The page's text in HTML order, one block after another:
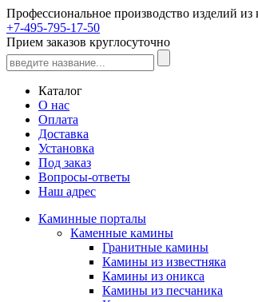
Профессиональное производство изделий
+7-495-795-17-50
Прием заказов круглосуточно
Каталог
О нас
Оплата
Доставка
Установка
Под заказ
Вопросы-ответы
Наш адрес
Каминные порталы
Каменные камины
Гранитные камины
Камины из известняка
Камины из оникса
Камины из песчаника